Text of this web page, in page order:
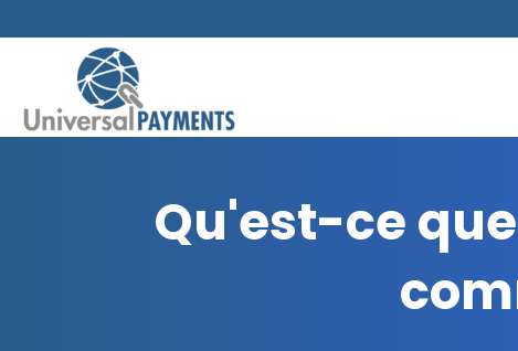
Qu'est-ce